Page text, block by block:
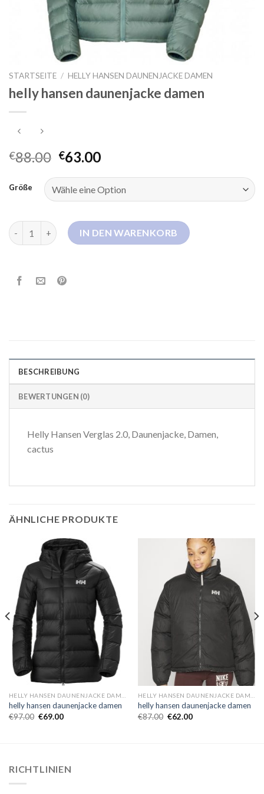
STARTSEITE / HELLY HANSEN DAUNENJACKE DAMEN
helly hansen daunenjacke damen
€88.00 €63.00
Größe
helly hansen daunenjacke damen Menge
IN DEN WARENKORB
BESCHREIBUNG
BEWERTUNGEN (0)
Helly Hansen Verglas 2.0, Daunenjacke, Damen,
cactus
ÄHNLICHE PRODUKTE
helly hansen daunenjacke damen
€97.00 €69.00
helly hansen daunenjacke damen
€87.00 €62.00
RICHTLINIEN